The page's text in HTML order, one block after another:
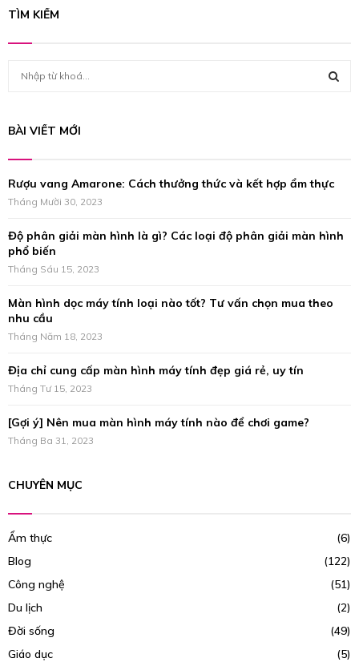
TÌM KIẾM
c
o
r
C
BÀI VIẾT MỚI
Rượu vang Amarone: Cách thưởng thức và kết hợp ẩm thực
Tháng Mười 30, 2023
Độ phân giải màn hình là gì? Các loại độ phân giải màn hình
phổ biến
Tháng Sáu 15, 2023
Màn hình dọc máy tính loại nào tốt? Tư vấn chọn mua theo
nhu cầu
Tháng Năm 18, 2023
Địa chỉ cung cấp màn hình máy tính đẹp giá rẻ, uy tín
Tháng Tư 15, 2023
[Gợi ý] Nên mua màn hình máy tính nào để chơi game?
Tháng Ba 31, 2023
CHUYÊN MỤC
Ẩm thực
(6)
Blog
(122)
Công nghệ
(51)
Du lịch
(2)
Đời sống
(49)
Giáo dục
(5)